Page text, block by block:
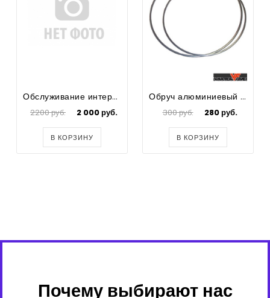
Обслуживание интернет-сайта бассейн33.рф за январь 2020 года
2200 руб. 2 000 руб.
В КОРЗИНУ
Обруч алюминиевый d800мм.
300 руб. 280 руб.
В КОРЗИНУ
Почему выбирают нас